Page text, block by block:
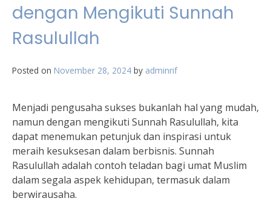
dengan Mengikuti Sunnah
Rasulullah
Posted on November 28, 2024 by adminrif
Menjadi pengusaha sukses bukanlah hal yang mudah,
namun dengan mengikuti Sunnah Rasulullah, kita
dapat menemukan petunjuk dan inspirasi untuk
meraih kesuksesan dalam berbisnis. Sunnah
Rasulullah adalah contoh teladan bagi umat Muslim
dalam segala aspek kehidupan, termasuk dalam
berwirausaha.